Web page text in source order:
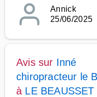
Annick
25/06/2025
Avis sur Inné
chiropracteur le
à LE BEAUSSET